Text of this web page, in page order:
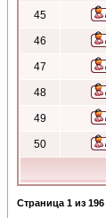
45
46
47
48
49
50
Страница 1 из 196